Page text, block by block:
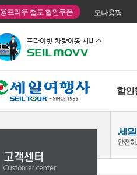
융프라우 철도 할인쿠폰 모나용평
할인